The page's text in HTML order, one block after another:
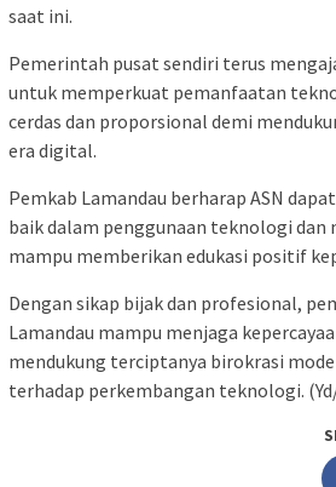
saat ini.
Pemerintah pusat sendiri terus
untuk memperkuat pemanfaatan
cerdas dan proporsional demi
era digital.
Pemkab Lamandau berharap ASN
baik dalam penggunaan teknologi dan
mampu memberikan edukasi positif
Dengan sikap bijak dan profesional,
Lamandau mampu menjaga
mendukung terciptanya birokrasi
terhadap perkembangan teknologi.